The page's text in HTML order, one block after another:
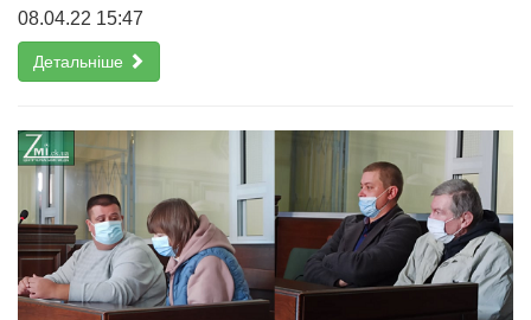
08.04.22 15:47
Детальніше